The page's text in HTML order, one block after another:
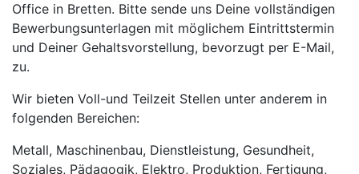
Office in Bretten. Bitte sende uns Deine vollständigen
Bewerbungsunterlagen mit möglichem Eintrittstermin
und Deiner Gehaltsvorstellung, bevorzugt per E-Mail,
zu.
Wir bieten Voll-und Teilzeit Stellen unter anderem in
folgenden Bereichen:
Metall, Maschinenbau, Dienstleistung, Gesundheit,
Soziales, Pädagogik, Elektro, Produktion, Fertigung,